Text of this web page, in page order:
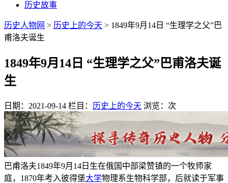
历史故事
历史人物网 > 历史上的今天 > 1849年9月14日 “生理学之父”巴
甫洛夫诞生
1849年9月14日 “生理学之父”巴甫洛夫诞
生
日期：2021-09-14 栏目： 历史上的今天 浏览： 次
巴甫洛夫1849年9月14日生在俄国中部梁赞镇的一个牧师家
庭，1870年考入彼得堡大学物理系生物科学部，后就读于军事